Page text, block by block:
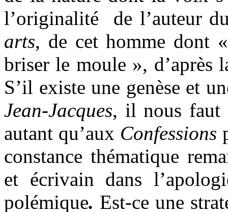
l’originalité
de l’auteur
arts, de cet homme dont
briser le moule », d’après
S’il existe une genèse et
Jean-Jacques, il nous faut
autant qu’aux Confessions
constance thématique
et écrivain dans
polémique. Est-ce une